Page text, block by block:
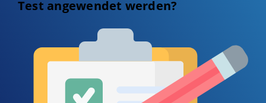
Test angewendet werden?